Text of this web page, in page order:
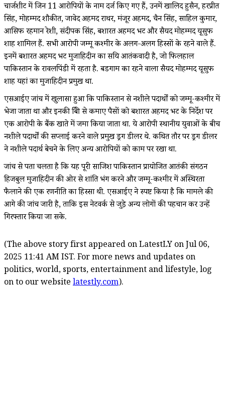
चार्जशीट में जिन 11 आरोपियों के नाम दर्ज किए गए हैं, उनमें खालिद हुसैन, हरप्रीत
सिंह, मोहम्मद शौकीत, जावेद अहमद राथर, मंजूर अहमद, चैन सिंह, साहिल कुमार,
आसिफ रहमान रेशी, संदीपक सिंह, बशारत अहमद भट और सैयद मोहम्मद यूसुफ
शाह शामिल हैं. सभी आरोपी जम्मू कश्मीर के अलग-अलग हिस्सों के रहने वाले हैं.
इनमें बशारत अहमद भट मुजाहिदीन का सक्रिय आतंकवादी है, जो फिलहाल
पाकिस्तान के रावलपिंडी में रहता है. बडगाम का रहने वाला सैयद मोहम्मद यूसुफ
शाह यहां का मुजाहिदीन प्रमुख था.
एसआईए जांच में खुलासा हुआ कि पाकिस्तान से नशीले पदार्थों को जम्मू-कश्मीर में
भेजा जाता था और इनकी बिक्री से कमाए पैसों को बशारत अहमद भट के निर्देश पर
एक आरोपी के बैंक खाते में जमा किया जाता था. ये आरोपी स्थानीय युवाओं के बीच
नशीले पदार्थों की सप्लाई करने वाले प्रमुख ड्रग डीलर थे. कथित तौर पर ड्रग डीलर
ने नशीले पदार्थ बेचने के लिए अन्य आरोपियों को काम पर रखा था.
जांच से पता चलता है कि यह पूरी साजिश पाकिस्तान प्रायोजित आतंकी संगठन
हिजबुल मुजाहिदीन की ओर से शांति भंग करने और जम्मू-कश्मीर में अस्थिरता
फैलाने की एक रणनीति का हिस्सा थी. एसआईए ने स्पष्ट किया है कि मामले की
आगे की जांच जारी है, ताकि इस नेटवर्क से जुड़े अन्य लोगों की पहचान कर उन्हें
गिरफ्तार किया जा सके.
(The above story first appeared on LatestLY on Jul 06,
2025 11:41 AM IST. For more news and updates on
politics, world, sports, entertainment and lifestyle, log
on to our website latestly.com).